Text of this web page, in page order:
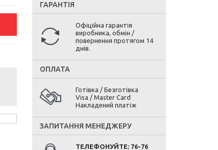
ГАРАНТІЯ
Офіційна гарантія
виробника, обмін /
повернення протягом 14
днів.
ОПЛАТА
Готівка / Безготівка
Visa / Master Card
Накладений платіж
ЗАПИТАННЯ МЕНЕДЖЕРУ
ТЕЛЕФОНУЙТЕ: 76-76